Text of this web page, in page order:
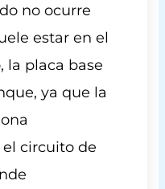
no ocurre
estar en el
la placa base
ya que la
circuito de